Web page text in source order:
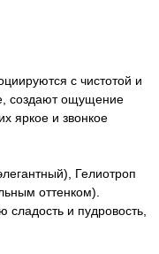
с чистотой и
создают ощущение
яркое и звонкое
Гелиотроп
оттенком).
и пудровость,